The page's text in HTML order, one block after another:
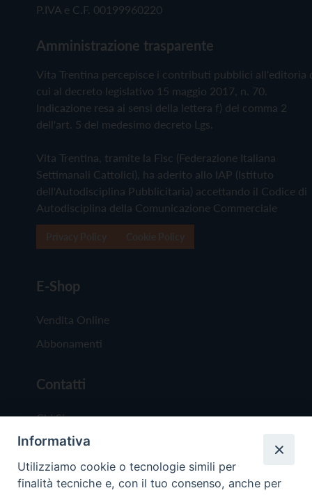
P.IVA e C.F. 00199960220
Amministrazione trasparente
Vita Trentina percepisce i contributi pubblici all'editoria
cui al decreto legislativo 15 maggio 2017, n. 70.
Indicazione resa ai sensi della lettera f) del comma 2
dell'art. 5 del medesimo decreto Lgs.
Vita Trentina, tramite la Fisc (Federazione Italiana
Settimanali Cattolici), ha aderito allo IAP (Istituto
dell'Autodisciplina Pubblicitaria) accettando il Codice di
Autodisciplina della Comunicazione Commerciale
E-Shop
Vendita Online
Abbonamenti
Contatti
Chi Siamo
Redazione
Scrivici
Informativa
Utilizziamo cookie o tecnologie simili per
finalità tecniche e, con il tuo consenso, anche per